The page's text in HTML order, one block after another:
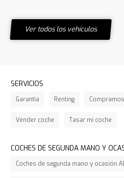
Ver todos los vehículos
SERVICIOS
Garantía Renting
Vender coche Tasar mi coche
COCHES DE SEGUNDA MANO Y
Coches de segunda mano y ocasión